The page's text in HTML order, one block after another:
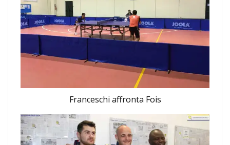
Franceschi affronta Fois